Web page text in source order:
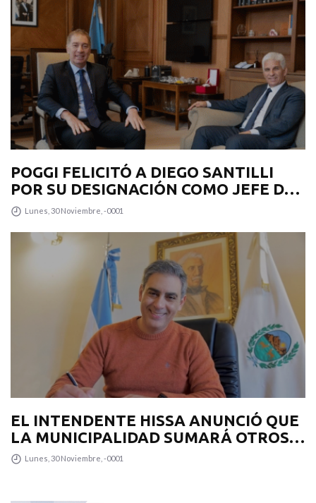
POGGI FELICITÓ A DIEGO SANTILLI
POR SU DESIGNACIÓN COMO JEFE DE
GABINETE
Lunes, 30 Noviembre, -0001
EL INTENDENTE HISSA ANUNCIÓ QUE
LA MUNICIPALIDAD SUMARÁ OTROS
12 COLECTIVOS 0KM PARA
Lunes, 30 Noviembre, -0001